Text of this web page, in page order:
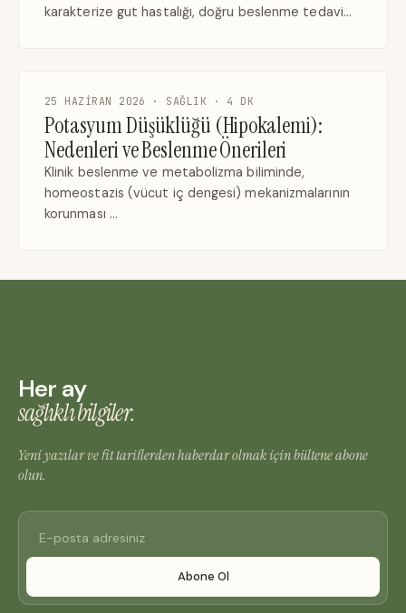
karakterize gut hastalığı, doğru beslenme tedavi…
25 HAZIRAN 2026 · SAĞLIK · 4 DK
Potasyum Düşüklüğü (Hipokalemi):
Nedenleri ve Beslenme Önerileri
Klinik beslenme ve metabolizma biliminde,
homeostazis (vücut iç dengesi) mekanizmalarının
korunması …
Her ay
sağlıklı bilgiler.
Yeni yazılar ve fit tariflerden haberdar olmak için bültene abone
olun.
Abone Ol